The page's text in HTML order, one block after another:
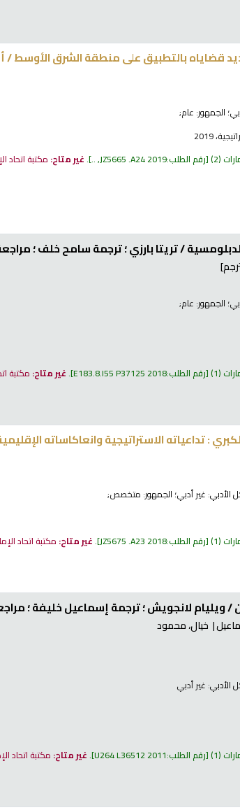
قضاياه بالتطبيق على منطقة الشرق الأوسط /
؛ الجمهور: عام;
2019
(2) رقم الطلب:JZ5665 .A24 2019, ..
.غير متاح: مكتبة اتحاد
/تريتا بارزي ؛ ترجمة سامح خلف ؛
؛ الجمهور: عام;
(1) رقم الطلب:E183.8.I55 P37125 2018
.غير متاح: مكتبة
: تداعياته الاستراتيجية وانعاكاساته
الأدبي: غير أدبي؛ الجمهور: متخصص;
(1) رقم الطلب:JZ5675 .A23 2018
.غير متاح: مكتبة اتحاد
/ويليام لانجويش ؛ ترجمة إسماعيل خليفة ؛
خيال، محمود
الأدبي: غير أدبي
(1) رقم الطلب:U264 L36512 2011
.غير متاح: مكتبة اتحاد